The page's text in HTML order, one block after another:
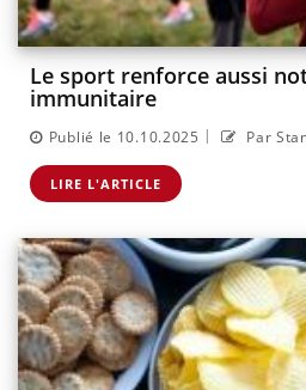
Le sport renforce aussi
immunitaire
Publié le 10.10.2025 | Par
LIRE L'ARTICLE